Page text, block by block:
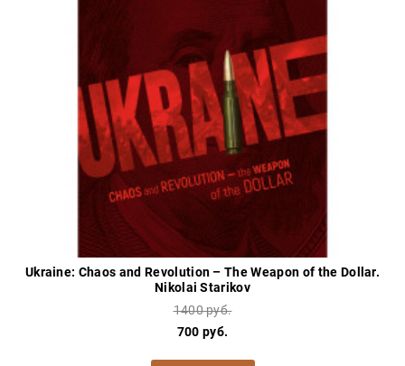
Ukraine: Chaos and Revolution – The Weapon of the Dollar.
Nikolai Starikov
1400 руб.
700 руб.